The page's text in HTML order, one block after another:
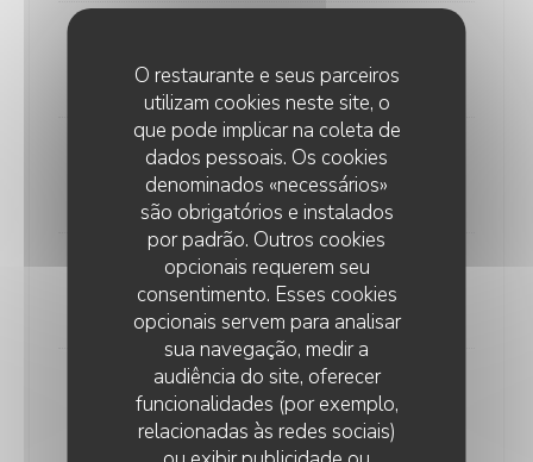
O restaurante e seus parceiros
utilizam cookies neste site, o
que pode implicar na coleta de
dados pessoais. Os cookies
denominados «necessários»
são obrigatórios e instalados
por padrão. Outros cookies
opcionais requerem seu
consentimento. Esses cookies
opcionais servem para analisar
sua navegação, medir a
audiência do site, oferecer
funcionalidades (por exemplo,
relacionadas às redes sociais)
12,00 EUR
Margarita/Mezcalita
14,00 EUR
Negroni
12,00 EUR
Whiskey Sour
12,00 EUR